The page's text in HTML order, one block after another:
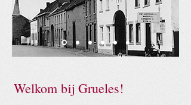
Welkom bij Grueles!